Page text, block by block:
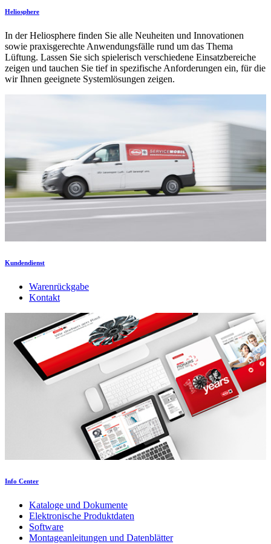
Heliosphere
In der Heliosphere finden Sie alle Neuheiten und Innovationen
sowie praxisgerechte Anwendungsfälle rund um das Thema
Lüftung. Lassen Sie sich spielerisch verschiedene Einsatzbereiche
zeigen und tauchen Sie tief in spezifische Anforderungen ein, für die
wir Ihnen geeignete Systemlösungen zeigen.
Kundendienst
Warenrückgabe
Kontakt
Info Center
Kataloge und Dokumente
Elektronische Produktdaten
Software
Montageanleitungen und Datenblätter